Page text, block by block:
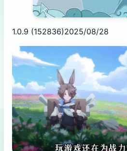
1.0.9 (152836)2025/08/28